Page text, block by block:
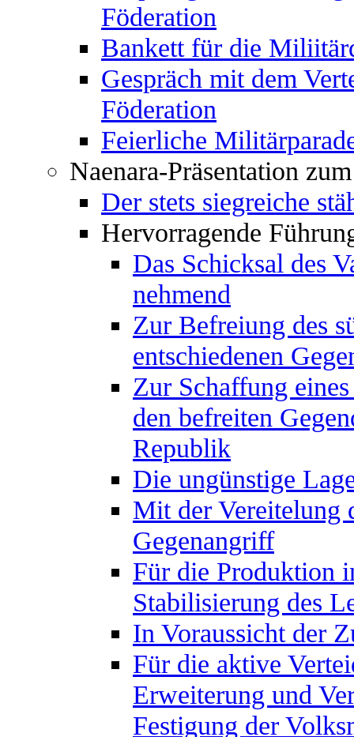
Föderation
Bankett für die
Gespräch mit dem
Föderation
Feierliche
Naenara-Präsentation
Der stets siegreiche
Hervorragende
Das Schicksal des
nehmend
Zur Befreiung des
entschiedenen
Zur Schaffung
den befreiten
Republik
Die ungünstige
Mit der Vereitelung
Gegenangriff
Für die Produktion
Stabilisierung des
In Voraussicht der
Für die aktive
Erweiterung und
Festigung der